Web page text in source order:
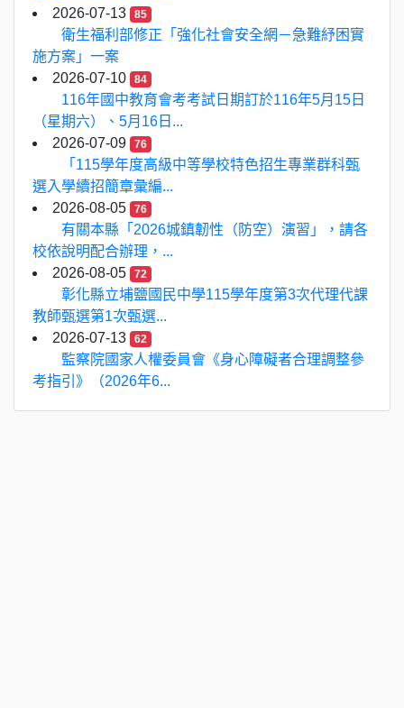
2026-07-13
85
衛生福利部修正「強化社會安全網－急難紓困實
施方案」一案
2026-07-10
84
116年國中教育會考考試日期訂於116年5月15日
（星期六）、5月16日...
2026-07-09
76
「115學年度高級中等學校特色招生專業群科甄
選入學續招簡章彙編...
2026-08-05
76
有關本縣「2026城鎮韌性（防空）演習」，請各
校依說明配合辦理，...
2026-08-05
72
彰化縣立埔鹽國民中學115學年度第3次代理代課
教師甄選第1次甄選...
2026-07-13
62
監察院國家人權委員會《身心障礙者合理調整參
考指引》（2026年6...